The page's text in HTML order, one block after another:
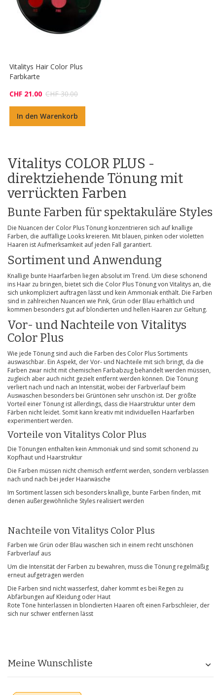
Vitalitys Hair Color Plus
Farbkarte
CHF 21.00 CHF 30.00
In den Warenkorb
Vitalitys COLOR PLUS -
direktziehende Tönung mit
verrückten Farben
Bunte Farben für spektakuläre Styles
Die Nuancen der Color Plus Tönung konzentrieren sich auf knallige
Farben, die auffällige Looks kreieren. Mit blauen, pinken oder violetten
Haaren ist Aufmerksamkeit auf jeden Fall garantiert.
Sortiment und Anwendung
Knallige bunte Haarfarben liegen absolut im Trend. Um diese schonend
ins Haar zu bringen, bietet sich die Color Plus Tönung von Vitalitys an, die
sich unkompliziert auftragen lässt und kein Ammoniak enthält. Die Farben
sind in zahlreichen Nuancen wie Pink, Grün oder Blau erhältlich und
kommen besonders gut auf blondierten und hellen Haaren zur Geltung.
Vor- und Nachteile von Vitalitys
Color Plus
Wie jede Tönung sind auch die Farben des Color Plus Sortiments
auswaschbar. Ein Aspekt, der Vor- und Nachteile mit sich bringt, da die
Farben zwar nicht mit chemischen Farbabzug behandelt werden müssen,
zugleich aber auch nicht gezielt entfernt werden können. Die Tönung
verliert nach und nach an Intensität, wobei der Farbverlauf beim
Auswaschen besonders bei Grüntönen sehr unschön ist. Der größte
Vorteil einer Tönung ist allerdings, dass die Haarstruktur unter dem
Färben nicht leidet. Somit kann kreativ mit individuellen Haarfarben
experimentiert werden.
Vorteile von Vitalitys Color Plus
Die Tönungen enthalten kein Ammoniak und sind somit schonend zu
Kopfhaut und Haarstruktur
Die Farben müssen nicht chemisch entfernt werden, sondern verblassen
nach und nach bei jeder Haarwäsche
Im Sortiment lassen sich besonders knallige, bunte Farben finden, mit
denen außergewöhnliche Styles realisiert werden
Nachteile von Vitalitys Color Plus
Farben wie Grün oder Blau waschen sich in einem recht unschönen
Farbverlauf aus
Um die Intensität der Farben zu bewahren, muss die Tönung regelmäßig
erneut aufgetragen werden
Die Farben sind nicht wasserfest, daher kommt es bei Regen zu
Abfärbungen auf Kleidung oder Haut
Rote Töne hinterlassen in blondierten Haaren oft einen Farbschleier, der
sich nur schwer entfernen lässt
Meine Wunschliste